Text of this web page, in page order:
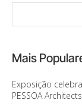
Mais
Exposição
PESSOA